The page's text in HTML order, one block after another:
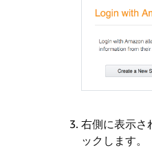
右側に表示さ
ックします。